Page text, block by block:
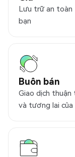
Lưu trữ an toàn
bạn
Buôn bán
Giao dịch
và tương lai